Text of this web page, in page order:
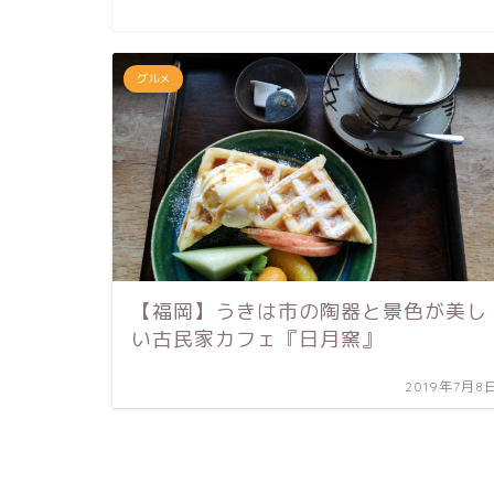
グルメ
【福岡】うきは市の陶器と景色が美し
い古民家カフェ『日月窯』
2019年7月8